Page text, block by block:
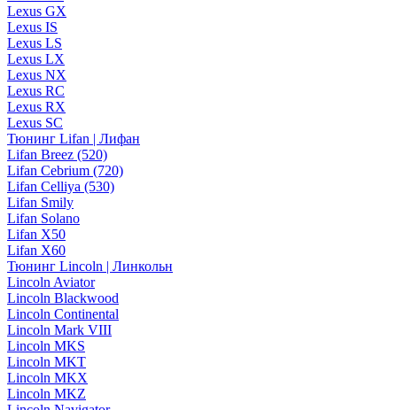
Lexus GX
Lexus IS
Lexus LS
Lexus LX
Lexus NX
Lexus RC
Lexus RX
Lexus SC
Тюнинг Lifan | Лифан
Lifan Breez (520)
Lifan Cebrium (720)
Lifan Celliya (530)
Lifan Smily
Lifan Solano
Lifan X50
Lifan X60
Тюнинг Lincoln | Линкольн
Lincoln Aviator
Lincoln Blackwood
Lincoln Continental
Lincoln Mark VIII
Lincoln MKS
Lincoln MKT
Lincoln MKX
Lincoln MKZ